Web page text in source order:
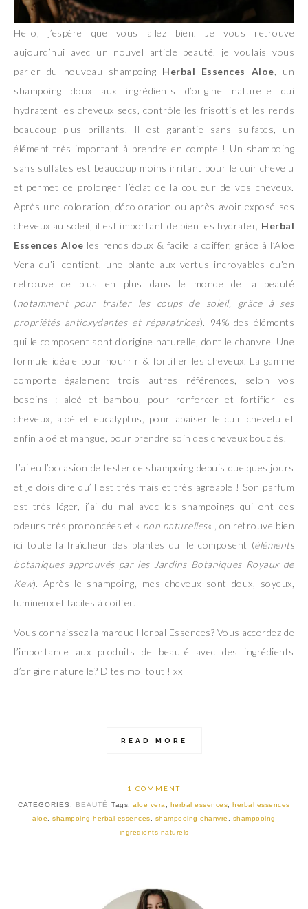
Hello, j’espère que vous allez bien. Je vous retrouve
aujourd’hui avec un nouvel article beauté, je voulais vous
parler du nouveau shampoing Herbal Essences Aloe , un
shampoing doux aux ingrédients d’origine naturelle qui
hydratent les cheveux secs, contrôle les frisottis et les rends
beaucoup plus brillants. Il est garantie sans sulfates, un
élément très important à prendre en compte ! Un shampoing
sans sulfates est beaucoup moins irritant pour le cuir chevelu
et permet de prolonger l’éclat de la couleur de vos cheveux.
Après une coloration, décoloration ou après avoir exposé ses
cheveux au soleil, il est important de bien les hydrater, Herbal
Essences Aloe les rends doux & facile a coiffer, grâce à l’Aloe
Vera qu’il contient, une plante aux vertus incroyables qu’on
retrouve de plus en plus dans le monde de la beauté
(notamment pour traiter les coups de soleil, grâce à ses
propriétés antioxydantes et réparatrices). 94% des éléments
qui le composent sont d’origine naturelle, dont le chanvre. Une
formule idéale pour nourrir & fortifier les cheveux. La gamme
comporte également trois autres références, selon vos
besoins : aloé et bambou, pour renforcer et fortifier les
cheveux, aloé et eucalyptus, pour apaiser le cuir chevelu et
enfin aloé et mangue, pour prendre soin des cheveux bouclés.
J’ai eu l’occasion de tester ce shampoing depuis quelques jours
et je dois dire qu’il est très frais et très agréable ! Son parfum
est très léger, j’ai du mal avec les shampoings qui ont des
odeurs très prononcées et « non naturelles« , on retrouve bien
ici toute la fraîcheur des plantes qui le composent (éléments
botaniques approuvés par les Jardins Botaniques Royaux de
Kew). Après le shampoing, mes cheveux sont doux, soyeux,
lumineux et faciles à coiffer.
Vous connaissez la marque Herbal Essences? Vous accordez de
l’importance aux produits de beauté avec des ingrédients
d’origine naturelle? Dites moi tout ! xx
READ MORE
1 COMMENT
CATEGORIES: BEAUTÉ Tags:aloe vera herbal essences ,herbal essences
aloe
,shampoing herbal essences shampooing chanvre
shampooing
ingredients naturels